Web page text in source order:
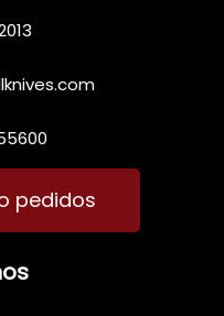
pedidos